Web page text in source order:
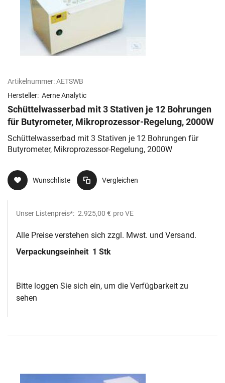
Artikelnummer:AETSWB
Hersteller: Aerne Analytic
Schüttelwasserbad mit 3 Stativen je 12 Bohrungen
für Butyrometer, Mikroprozessor-Regelung, 2000W
Schüttelwasserbad mit 3 Stativen je 12 Bohrungen für
Butyrometer, Mikroprozessor-Regelung, 2000W
Wunschliste Vergleichen
Unser Listenpreis*: 2.925,00 € pro VE
Alle Preise verstehen sich zzgl. Mwst. und Versand.
Verpackungseinheit 1 Stk
Bitte loggen Sie sich ein, um die Verfügbarkeit zu
sehen